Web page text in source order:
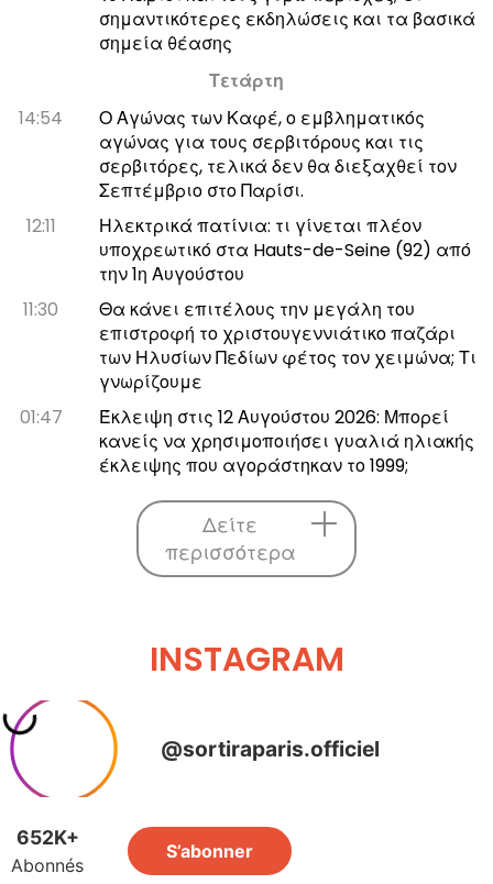
σημαντικότερες εκδηλώσεις και τα βασικά
σημεία θέασης
Τετάρτη
14:54
Ο Αγώνας των Καφέ, ο εμβληματικός
αγώνας για τους σερβιτόρους και τις
σερβιτόρες, τελικά δεν θα διεξαχθεί τον
Σεπτέμβριο στο Παρίσι.
12:11
Ηλεκτρικά πατίνια: τι γίνεται πλέον
υποχρεωτικό στα Hauts-de-Seine (92) από
την 1η Αυγούστου
11:30
Θα κάνει επιτέλους την μεγάλη του
επιστροφή το χριστουγεννιάτικο παζάρι
των Ηλυσίων Πεδίων φέτος τον χειμώνα; Τι
γνωρίζουμε
01:47
Έκλειψη στις 12 Αυγούστου 2026: Μπορεί
κανείς να χρησιμοποιήσει γυαλιά ηλιακής
έκλειψης που αγοράστηκαν το 1999;
Δείτε
περισσότερα
INSTAGRAM